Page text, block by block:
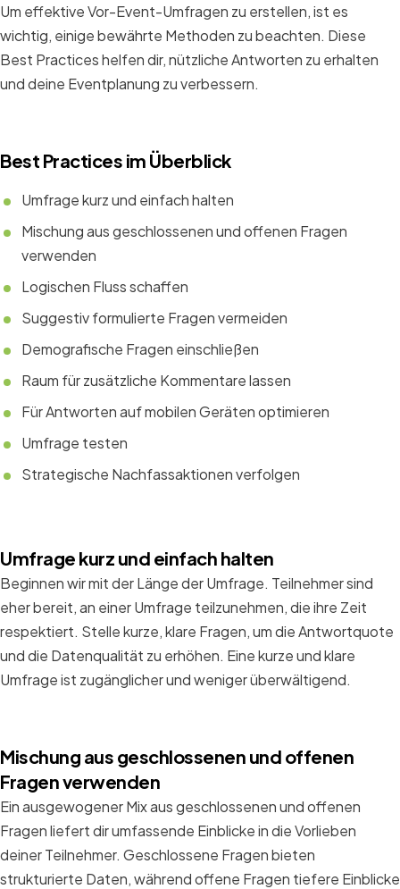
Um effektive Vor-Event-Umfragen zu erstellen, ist es
wichtig, einige bewährte Methoden zu beachten. Diese
Best Practices helfen dir, nützliche Antworten zu erhalten
und deine Eventplanung zu verbessern.
Best Practices im Überblick
Umfrage kurz und einfach halten
Mischung aus geschlossenen und offenen Fragen
verwenden
Logischen Fluss schaffen
Suggestiv formulierte Fragen vermeiden
Demografische Fragen einschließen
Raum für zusätzliche Kommentare lassen
Für Antworten auf mobilen Geräten optimieren
Umfrage testen
Strategische Nachfassaktionen verfolgen
Umfrage kurz und einfach halten
Beginnen wir mit der Länge der Umfrage. Teilnehmer sind
eher bereit, an einer Umfrage teilzunehmen, die ihre Zeit
respektiert. Stelle kurze, klare Fragen, um die Antwortquote
und die Datenqualität zu erhöhen. Eine kurze und klare
Umfrage ist zugänglicher und weniger überwältigend.
Mischung aus geschlossenen und offenen
Fragen verwenden
Ein ausgewogener Mix aus geschlossenen und offenen
Fragen liefert dir umfassende Einblicke in die Vorlieben
deiner Teilnehmer. Geschlossene Fragen bieten
strukturierte Daten, während offene Fragen tiefere Einblicke